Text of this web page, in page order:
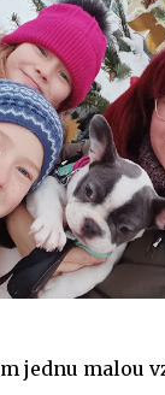
jednu malou